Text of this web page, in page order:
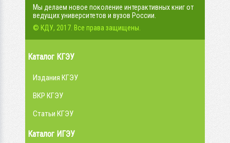
Мы делаем новое поколение интерактивных книг от
ведущих университетов и вузов России.
© КДУ, 2017. Все права защищены.
Каталог КГЭУ
Издания КГЭУ
ВКР КГЭУ
Статьи КГЭУ
Каталог ИГЭУ